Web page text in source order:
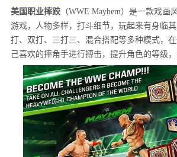
美国职业摔跤（WWE Mayhem）是一款戏画
游戏，人物多样，打斗细节，玩起来有身临
打、双打、三打三、混合搭配等多种模式，
己喜欢的摔角手进行搏击，提升角色的等级，